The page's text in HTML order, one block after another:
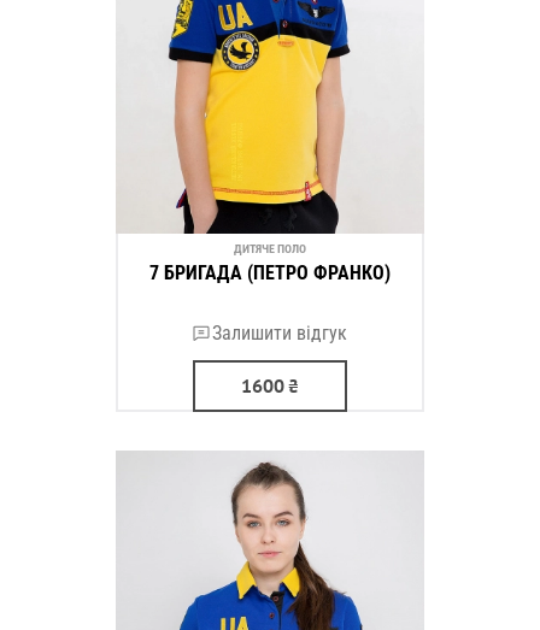
ДИТЯЧЕ ПОЛО
7 БРИГАДА (ПЕТРО ФРАНКО)
Залишити відгук
1600₴